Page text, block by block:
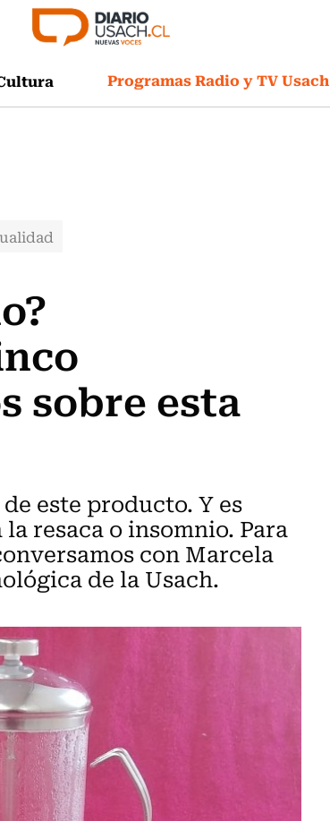
Programas Radio y TV Usach
sobre esta
este producto. Y es
resaca o insomnio. Para
con Marcela
de la Usach.